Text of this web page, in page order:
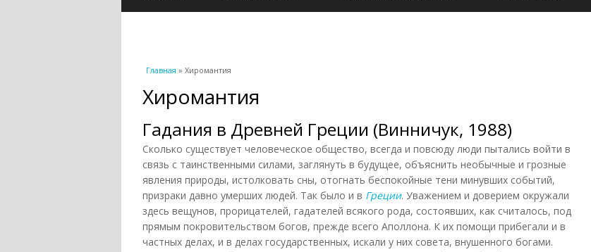
Вы здесь
Главная » Хиромантия
Хиромантия
Гадания в Древней Греции (Винничук, 1988)
Сколько существует человеческое общество, всегда и повсюду люди пытались войти в
связь с таинственными силами, заглянуть в будущее, объяснить необычные и грозные
явления природы, истолковать сны, отогнать беспокойные тени минувших событий,
призраки давно умерших людей. Так было и в Греции. Уважением и доверием окружали
здесь вещунов, прорицателей, гадателей всякого рода, состоявших, как считалось, под
прямым покровительством богов, прежде всего Аполлона. К их помощи прибегали и в
частных делах, и в делах государственных, искали у них совета, внушенного богами.